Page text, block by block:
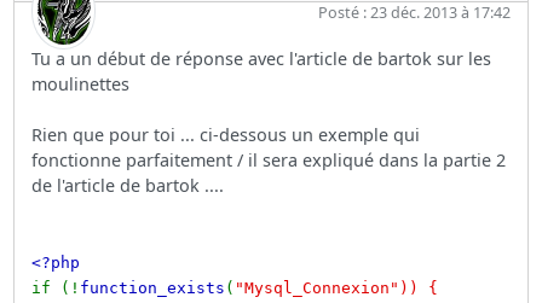
Posté : 23 déc. 2013 à 17:42
Tu a un début de réponse avec l'article de bartok sur les
moulinettes
Rien que pour toi ... ci-dessous un exemple qui
fonctionne parfaitement / il sera expliqué dans la partie 2
de l'article de bartok ....
<?php
if (! function_exists ( "Mysql_Connexion")) {